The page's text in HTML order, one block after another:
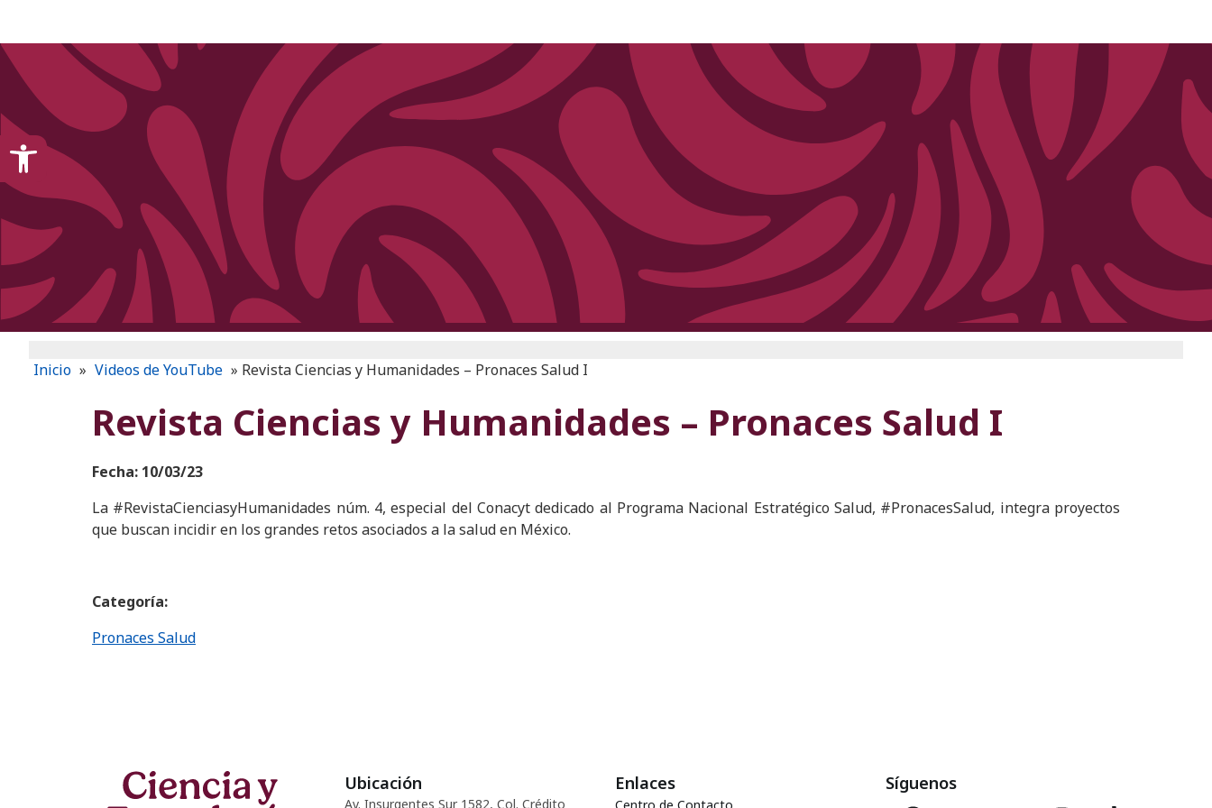
Inicio » Videos de YouTube » Revista Ciencias y Humanidades – Pronaces Salud I
Revista Ciencias y Humanidades – Pronaces Salud I
Fecha: 10/03/23
La #RevistaCienciasyHumanidades núm. 4, especial del Conacyt dedicado al Programa Nacional Estratégico Salud, #PronacesSalud, integra proyectos
que buscan incidir en los grandes retos asociados a la salud en México.
Categoría:
Pronaces Salud
Ubicación
Av. Insurgentes Sur 1582, Col. Crédito
Enlaces Síguenos
Open toolbar